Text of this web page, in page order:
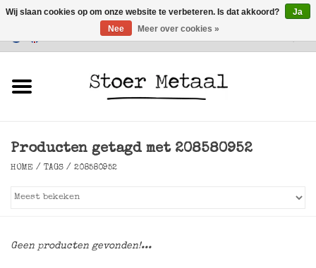
Klantenservice
Verlichting
Producten getagd met 208580952
HOME / TAGS / 208580952
Geen producten gevonden!...
Wij slaan cookies op om onze website te verbeteren. Is dat akkoord?
Ja
Nee
Meer over cookies »